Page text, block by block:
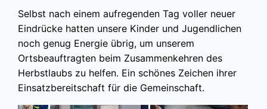
Selbst nach einem aufregenden Tag voller neuer
Eindrücke hatten unsere Kinder und Jugendlichen
noch genug Energie übrig, um unserem
Ortsbeauftragten beim Zusammenkehren des
Herbstlaubs zu helfen. Ein schönes Zeichen ihrer
Einsatzbereitschaft für die Gemeinschaft.